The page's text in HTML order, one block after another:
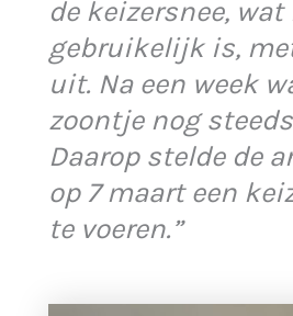
de keizersnee,
gebruikelijk is,
uit. Na een week
zoontje nog
Daarop stelde de
op 7 maart een
te voeren.”